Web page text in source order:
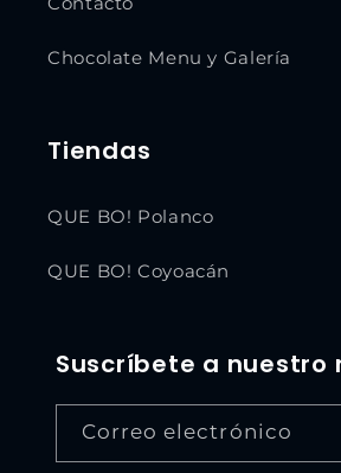
Chocolate Menu y Galería
Tiendas
QUE BO! Polanco
QUE BO! Coyoacán
Suscríbete a nuestro
Correo electrónico